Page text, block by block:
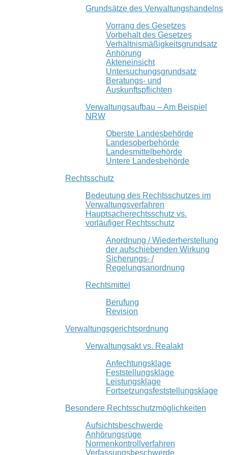
Grundsätze des Verwaltungshandelns
Vorrang des Gesetzes
Vorbehalt des Gesetzes
Verhältnismäßigkeitsgrundsatz
Anhörung
Akteneinsicht
Untersuchungsgrundsatz
Beratungs- und
Auskunftspflichten
Verwaltungsaufbau – Am Beispiel
NRW
Oberste Landesbehörde
Landesoberbehörde
Landesmittelbehörde
Untere Landesbehörde
Rechtsschutz
Bedeutung des Rechtsschutzes im
Verwaltungsverfahren
Hauptsacherechtsschutz vs.
vorläufiger Rechtsschutz
Anordnung / Wiederherstellung
der aufschiebenden Wirkung
Sicherungs- /
Regelungsanordnung
Rechtsmittel
Berufung
Revision
Verwaltungsgerichtsordnung
Verwaltungsakt vs. Realakt
Anfechtungsklage
Feststellungsklage
Leistungsklage
Fortsetzungsfeststellungsklage
Besondere Rechtsschutzmöglichkeiten
Aufsichtsbeschwerde
Anhörungsrüge
Normenkontrollverfahren
Verfassungsbeschwerde